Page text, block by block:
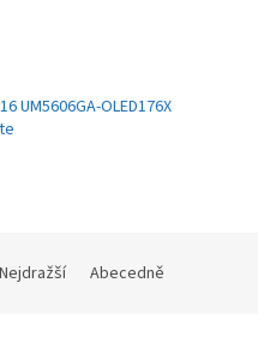
UM5606GA-OLED176X
Nejdražší Abecedně